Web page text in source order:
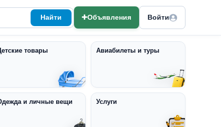
Найти Объявления Войти
товары Авиабилеты и туры
и личные вещи Услуги